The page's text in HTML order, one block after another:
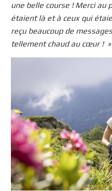
une belle course ! Merci au
étaient là et à ceux qui
reçu beaucoup de
tellement chaud au cœur ! »